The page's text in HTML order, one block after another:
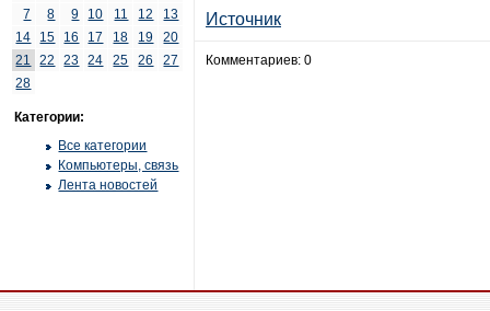
7
8 9 10 11 12
13
14
15 16 17 18 19
20
21
22 23 24 25 26
27
28
Категории:
Все категории
Компьютеры, связь
Лента новостей
Источник
Комментариев: 0